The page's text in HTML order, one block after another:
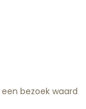
bezoek waard